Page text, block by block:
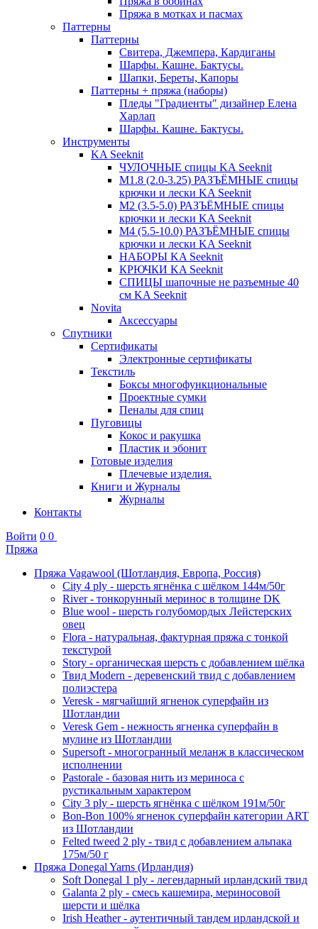
Пряжа в мотках и пасмах
Паттерны
Паттерны
Свитера, Джемпера, Кардиганы
Шарфы. Кашне. Бактусы.
Шапки, Береты, Капоры
Паттерны + пряжа (наборы)
Пледы "Градиенты" дизайнер Елена
Харлап
Шарфы. Кашне. Бактусы.
Инструменты
KA Seeknit
ЧУЛОЧНЫЕ спицы KA Seeknit
М1.8 (2.0-3.25) РАЗЪЁМНЫЕ спицы
крючки и лески KA Seeknit
М2 (3.5-5.0) РАЗЪЁМНЫЕ спицы
крючки и лески KA Seeknit
М4 (5.5-10.0) РАЗЪЁМНЫЕ спицы
крючки и лески KA Seeknit
НАБОРЫ KA Seeknit
КРЮЧКИ KA Seeknit
СПИЦЫ шапочные не разъемные 40
см KA Seeknit
Novita
Аксессуары
Спутники
Сертификаты
Электронные сертификаты
Текстиль
Боксы многофункциональные
Проектные сумки
Пеналы для спиц
Пуговицы
Кокос и ракушка
Пластик и эбонит
Готовые изделия
Плечевые изделия.
Книги и Журналы
Журналы
Контакты
Войти 0 0
Пряжа
Пряжа Vagawool (Шотландия, Европа, Россия)
City 4 ply - шерсть ягнёнка с шёлком 144м/50г
River - тонкорунный меринос в толщине DK
Blue wool - шерсть голубомордых Лейстерских
овец
Flora - натуральная, фактурная пряжа с тонкой
текстурой
Story - органическая шерсть с добавлением шёлка
Твид Modern - деревенский твид с добавлением
полиэстера
Veresk - мягчайший ягненок суперфайн из
Шотландии
Veresk Gem - нежность ягненка суперфайн в
мулине из Шотландии
Supersoft - многогранный меланж в классическом
исполнении
Pastorale - базовая нить из мериноса с
рустикальным характером
City 3 ply - шерсть ягнёнка с шёлком 191м/50г
Bon-Bon 100% ягненок суперфайн категории ART
из Шотландии
Felted tweed 2 ply - твид с добавлением альпака
175м/50 г
Пряжа Donegal Yarns (Ирландия)
Soft Donegal 1 ply - легендарный ирландский твид
Galanta 2 ply - смесь кашемира, мериносовой
шерсти и шёлка
Irish Heather - аутентичный тандем ирландской и